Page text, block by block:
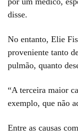
disse.
No entanto, Elie
proveniente tanto
pulmão, quanto
“A terceira maior
exemplo, que não
Entre as causas